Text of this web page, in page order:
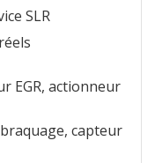
SLR
EGR, actionneur
capteur